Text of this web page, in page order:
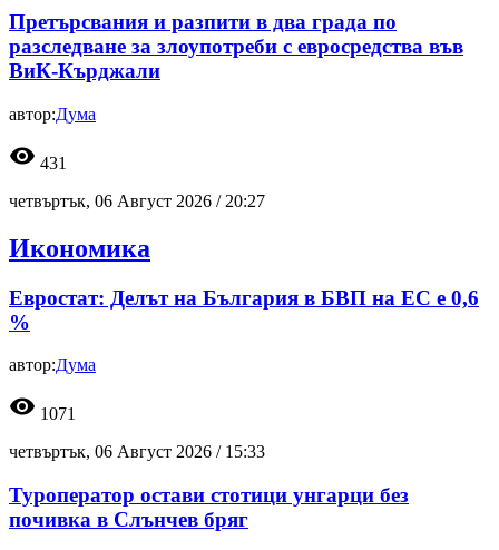
Претърсвания и разпити в два града по
разследване за злоупотреби с евросредства във
ВиК-Кърджали
автор:Дума
visibility 431
четвъртък, 06 Август 2026 / 20:27
Икономика
Евростат: Делът на България в БВП на ЕС е 0,6
%
автор:Дума
visibility 1071
четвъртък, 06 Август 2026 / 15:33
Туроператор остави стотици унгарци без
почивка в Слънчев бряг